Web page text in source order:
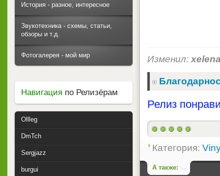
Изменил:
Релиз
Категория:
А также:
История - разное, интересное
Звукотехника - схемы, статьи,
обзоры и т.д.
Фотогалерея - мой мир
Навигация по Релизёрам
Ollleg
DmTch
Sergjazz
burgui